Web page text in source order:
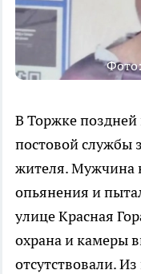
В Торжке
постовой службы
жителя. Мужчина
опьянения и
улице Красная
охрана и камеры
отсутствовали.